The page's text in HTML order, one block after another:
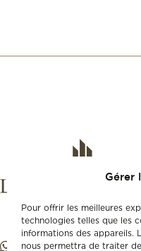
Gérer
Pour offrir les meilleures
technologies telles que les
informations des appareils.
nous permettra de traiter